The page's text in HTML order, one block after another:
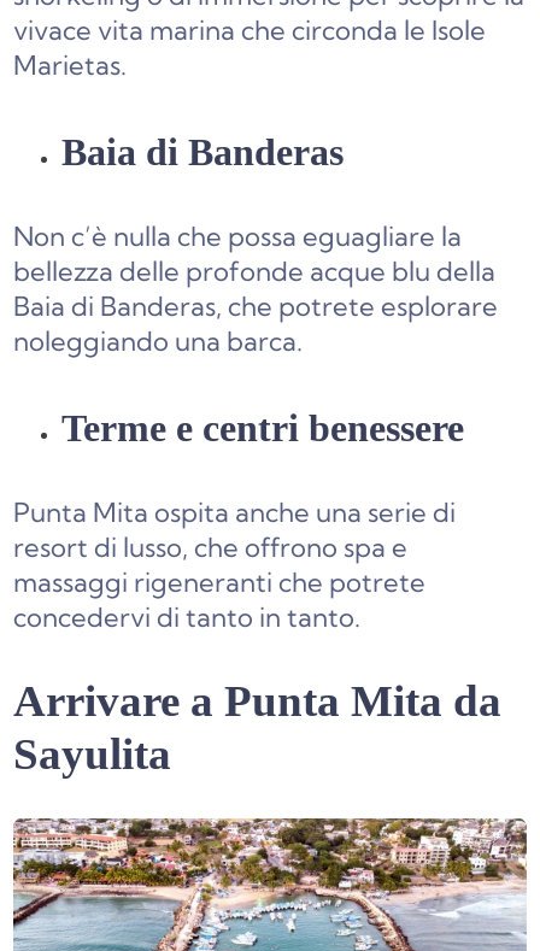
vivace vita marina che circonda le Isole
Marietas.
Baia di Banderas
Non c’è nulla che possa eguagliare la
bellezza delle profonde acque blu della
Baia di Banderas, che potrete esplorare
noleggiando una barca.
Terme e centri benessere
Punta Mita ospita anche una serie di
resort di lusso, che offrono spa e
massaggi rigeneranti che potrete
concedervi di tanto in tanto.
Arrivare a Punta Mita da
Sayulita